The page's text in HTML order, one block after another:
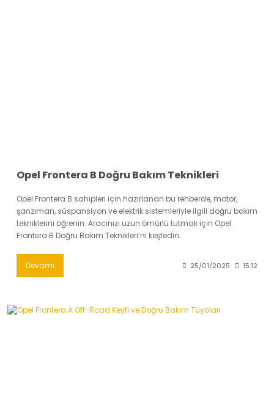
Opel Frontera B Doğru Bakım Teknikleri
Opel Frontera B sahipleri için hazırlanan bu rehberde, motor,
şanzıman, süspansiyon ve elektrik sistemleriyle ilgili doğru bakım
tekniklerini öğrenin. Aracınızı uzun ömürlü tutmak için Opel
Frontera B Doğru Bakım Teknikleri’ni keşfedin.
Devamı 25/01/2025 15:12